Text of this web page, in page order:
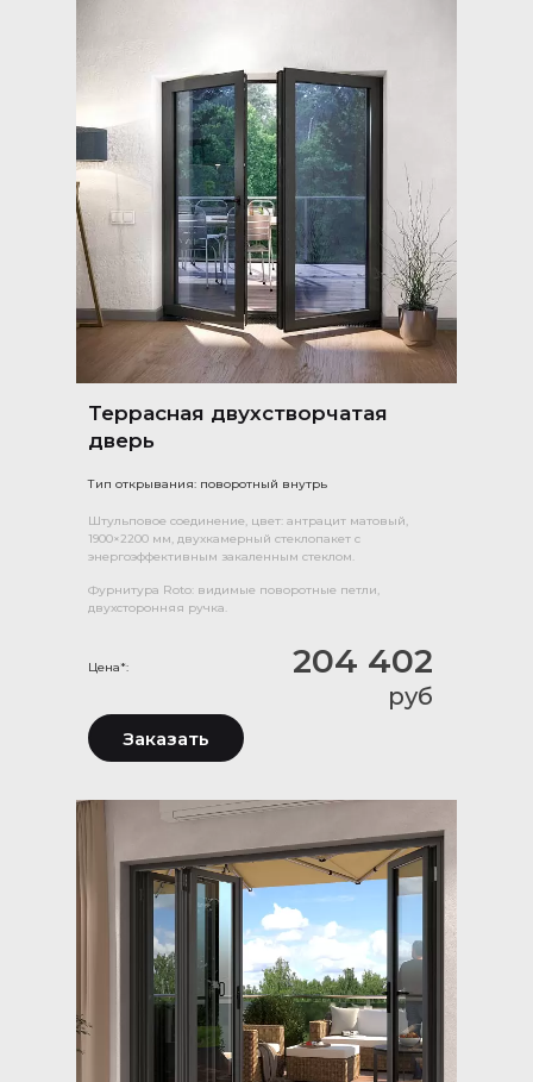
Террасная двухстворчатая
дверь
Тип открывания: поворотный внутрь
204 402
руб
Цена*:
Штульповое соединение, цвет: антрацит матовый,
1900×2200 мм, двухкамерный стеклопакет с
энергоэффективным закаленным стеклом.
Фурнитура Roto: видимые поворотные петли,
двухсторонняя ручка.
Заказать